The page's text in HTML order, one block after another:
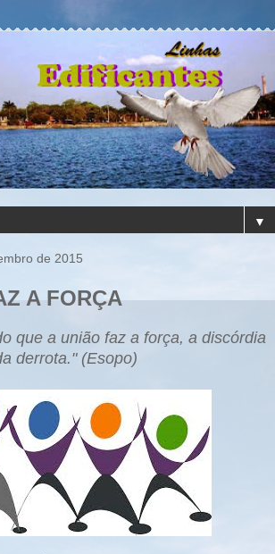
▼
de 2015
A FORÇA
que a união faz a força, a discórdia
derrota." (Esopo)